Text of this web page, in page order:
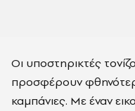
Οι υποστηρικτές
προσφέρουν
καμπάνιες. Με έναν